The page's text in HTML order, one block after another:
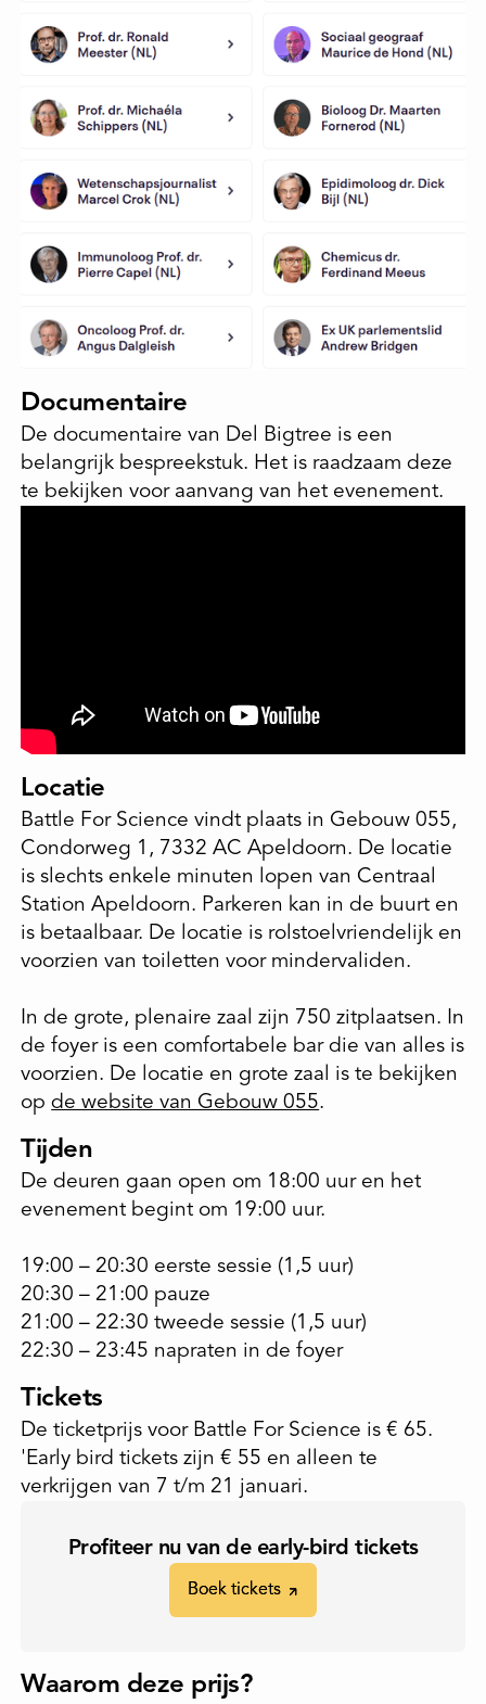
Documentaire
De documentaire van Del Bigtree is een
belangrijk bespreekstuk. Het is raadzaam deze
te bekijken voor aanvang van het evenement.
Locatie
Battle For Science vindt plaats in Gebouw 055,
Condorweg 1, 7332 AC Apeldoorn. De locatie
is slechts enkele minuten lopen van Centraal
Station Apeldoorn. Parkeren kan in de buurt en
is betaalbaar. De locatie is rolstoelvriendelijk en
voorzien van toiletten voor mindervaliden.
In de grote, plenaire zaal zijn 750 zitplaatsen. In
de foyer is een comfortabele bar die van alles is
voorzien. De locatie en grote zaal is te bekijken
opde website van Gebouw 055.
Tijden
De deuren gaan open om 18:00 uur en het
evenement begint om 19:00 uur.
19:00 – 20:30 eerste sessie (1,5 uur)
20:30 – 21:00 pauze
21:00 – 22:30 tweede sessie (1,5 uur)
22:30 – 23:45 napraten in de foyer
Tickets
De ticketprijs voor Battle For Science is € 65.
'Early bird tickets zijn € 55 en alleen te
verkrijgen van 7 t/m 21 januari.
Profiteer nu van de early-bird tickets
Boek tickets
Boek tickets
Waarom deze prijs?